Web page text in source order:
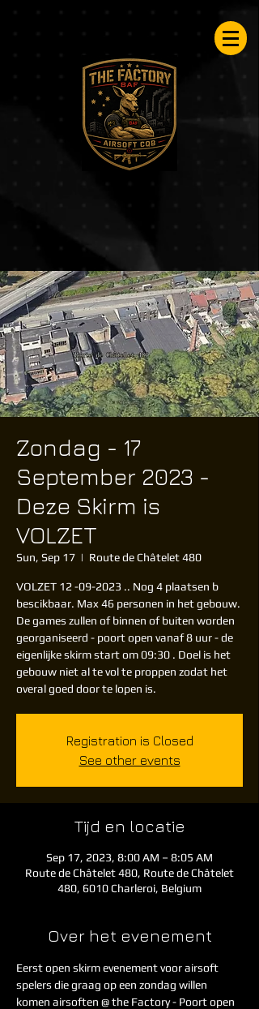
Zondag - 17
September 2023 -
Deze Skirm is
VOLZET
Sun, Sep 17
  |
Route de Châtelet 480
VOLZET 12 -09-2023 .. Nog 4 plaatsen b
bescikbaar. Max 46 personen in het gebouw.
De games zullen of binnen of buiten worden
georganiseerd - poort open vanaf 8 uur - de
eigenlijke skirm start om 09:30 . Doel is het
gebouw niet al te vol te proppen zodat het
overal goed door te lopen is.
Registration is Closed
See other events
Tijd en locatie
Sep 17, 2023, 8:00 AM – 8:05 AM
Route de Châtelet 480, Route de Châtelet
480, 6010 Charleroi, Belgium
Over het evenement
Eerst open skirm evenement voor airsoft
spelers die graag op een zondag willen
komen airsoften @ the Factory - Poort open